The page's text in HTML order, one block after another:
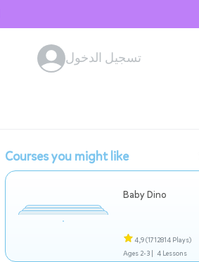
تسجيل الدخول
Courses you might like
Baby Dino
4,9(1712814 Plays)
Ages 2-3 | 4 Lessons